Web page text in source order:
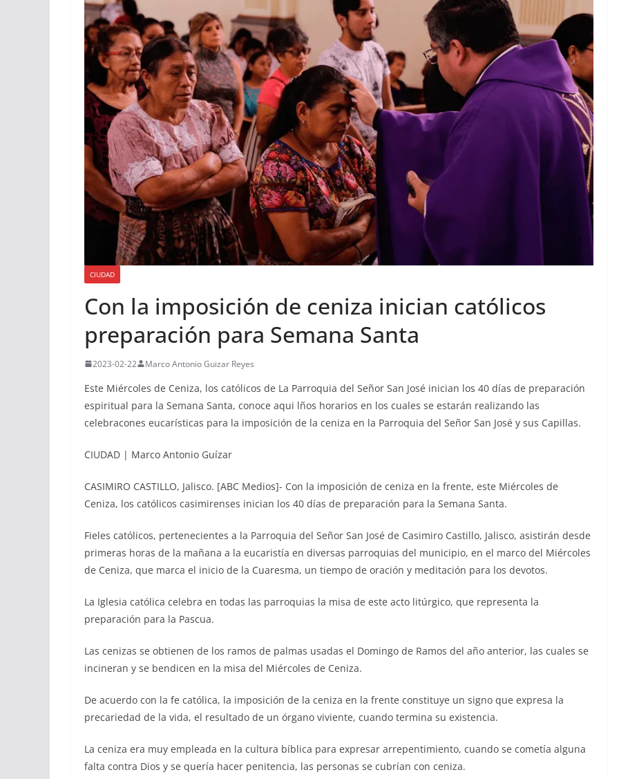
CIUDAD
Con la imposición de ceniza inician católicos
preparación para Semana Santa
2023-02-22 Marco Antonio Guizar Reyes
Este Miércoles de Ceniza, los católicos de La Parroquia del Señor San José inician los 40 días de preparación
espiritual para la Semana Santa, conoce aqui lños horarios en los cuales se estarán realizando las
celebracones eucarísticas para la imposición de la ceniza en la Parroquia del Señor San José y sus Capillas.
CIUDAD | Marco Antonio Guízar
CASIMIRO CASTILLO, Jalisco. [ABC Medios]- Con la imposición de ceniza en la frente, este Miércoles de
Ceniza, los católicos casimirenses inician los 40 días de preparación para la Semana Santa.
Fieles católicos, pertenecientes a la Parroquia del Señor San José de Casimiro Castillo, Jalisco, asistirán desde
primeras horas de la mañana a la eucaristía en diversas parroquias del municipio, en el marco del Miércoles
de Ceniza, que marca el inicio de la Cuaresma, un tiempo de oración y meditación para los devotos.
La Iglesia católica celebra en todas las parroquias la misa de este acto litúrgico, que representa la
preparación para la Pascua.
Las cenizas se obtienen de los ramos de palmas usadas el Domingo de Ramos del año anterior, las cuales se
incineran y se bendicen en la misa del Miércoles de Ceniza.
De acuerdo con la fe católica, la imposición de la ceniza en la frente constituye un signo que expresa la
precariedad de la vida, el resultado de un órgano viviente, cuando termina su existencia.
La ceniza era muy empleada en la cultura bíblica para expresar arrepentimiento, cuando se cometía alguna
falta contra Dios y se quería hacer penitencia, las personas se cubrían con ceniza.